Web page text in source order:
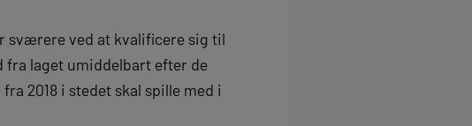
sværere ved at kvalificere sig til
laget umiddelbart efter de
2018 i stedet skal spille med i